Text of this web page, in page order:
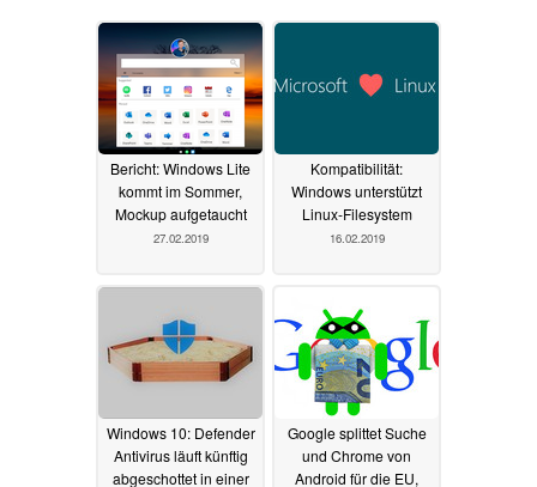
Bericht: Windows Lite
kommt im Sommer,
Mockup aufgetaucht
27.02.2019
Kompatibilität:
Windows unterstützt
Linux-Filesystem
16.02.2019
Windows 10: Defender
Antivirus läuft künftig
abgeschottet in einer
Google splittet Suche
und Chrome von
Android für die EU,